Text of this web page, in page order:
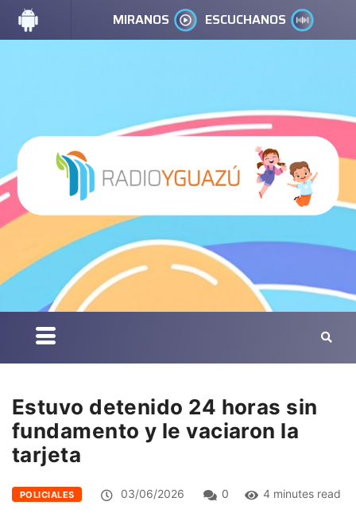
MIRANOS ESCUCHANOS
Estuvo detenido 24 horas sin
fundamento y le vaciaron la
tarjeta
POLICIALES 03/06/2026 0 4 minutes read